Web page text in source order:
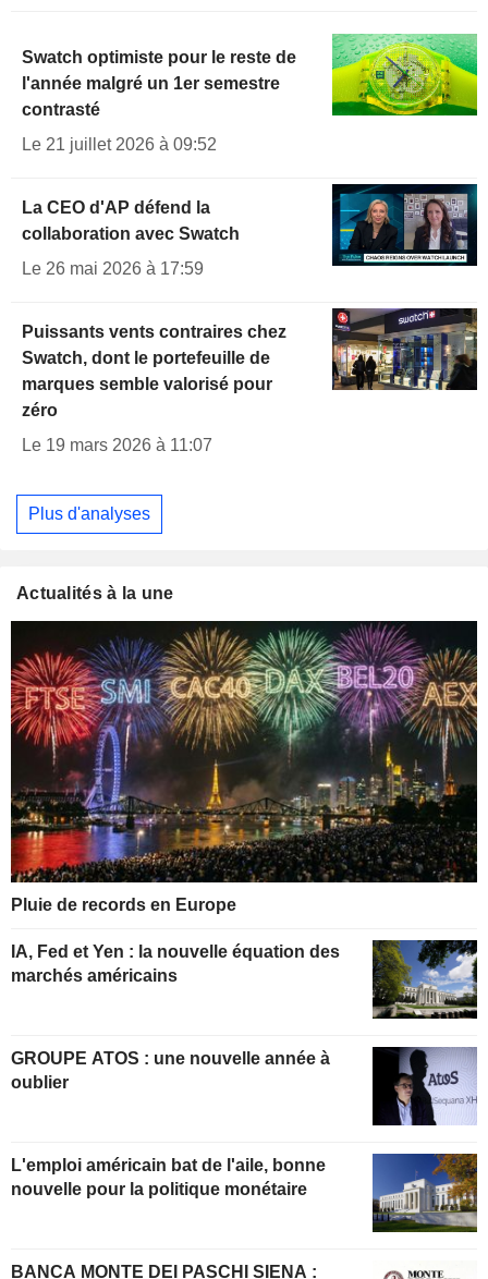
Swatch optimiste pour le reste de
l'année malgré un 1er semestre
contrasté
Le 21 juillet 2026 à 09:52
La CEO d'AP défend la
collaboration avec Swatch
Le 26 mai 2026 à 17:59
Puissants vents contraires chez
Swatch, dont le portefeuille de
marques semble valorisé pour
zéro
Le 19 mars 2026 à 11:07
Plus d'analyses
Actualités à la une
Pluie de records en Europe
IA, Fed et Yen : la nouvelle équation des
marchés américains
GROUPE ATOS : une nouvelle année à
oublier
L'emploi américain bat de l'aile, bonne
nouvelle pour la politique monétaire
BANCA MONTE DEI PASCHI SIENA :